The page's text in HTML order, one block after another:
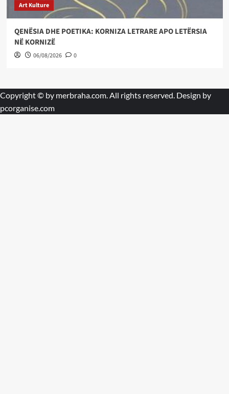
Art Kulture
QENËSIA DHE POETIKA: KORNIZA LETRARE APO LETËRSIA
NË KORNIZË
06/08/2026 0
Copyright © by merbraha.com. All rights reserved. Design by
pcorganise.com